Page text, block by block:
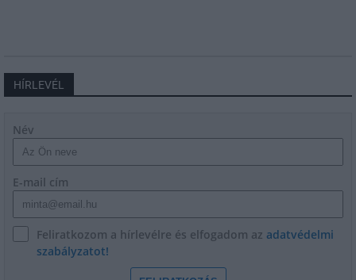
HÍRLEVÉL
Név
E-mail cím
Feliratkozom a hírlevélre és elfogadom az adatvédelmi
szabályzatot!